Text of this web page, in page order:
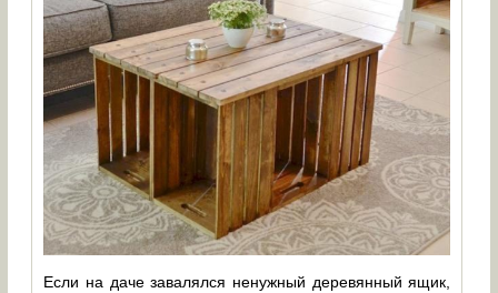
Если на даче завалялся ненужный деревянный ящик,